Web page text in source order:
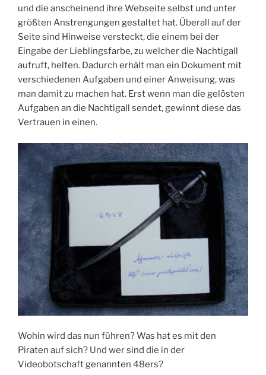
und die anscheinend ihre Webseite selbst und unter
größten Anstrengungen gestaltet hat. Überall auf der
Seite sind Hinweise versteckt, die einem bei der
Eingabe der Lieblingsfarbe, zu welcher die Nachtigall
aufruft, helfen. Dadurch erhält man ein Dokument mit
verschiedenen Aufgaben und einer Anweisung, was
man damit zu machen hat. Erst wenn man die gelösten
Aufgaben an die Nachtigall sendet, gewinnt diese das
Vertrauen in einen.
Wohin wird das nun führen? Was hat es mit den
Piraten auf sich? Und wer sind die in der
Videobotschaft genannten 48ers?